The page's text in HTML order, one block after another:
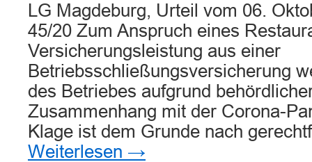
LG Magdeburg, Urteil vom 06.
45/20 Zum Anspruch eines
Versicherungsleistung aus einer
Betriebsschließungsversicherung
des Betriebes aufgrund
Zusammenhang mit der Corona-
Klage ist dem Grunde nach
Weiterlesen →